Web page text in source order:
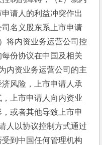
请人的利益冲突作出
名义股东系上市申请
将内资业务运营公司控
份协议在中国及相关
内资业务运营公司的主
风险，上市申请人承
上市申请人向内资业
或者其他导致上市申
人以协议控制方式通过
到中国任何管理机构